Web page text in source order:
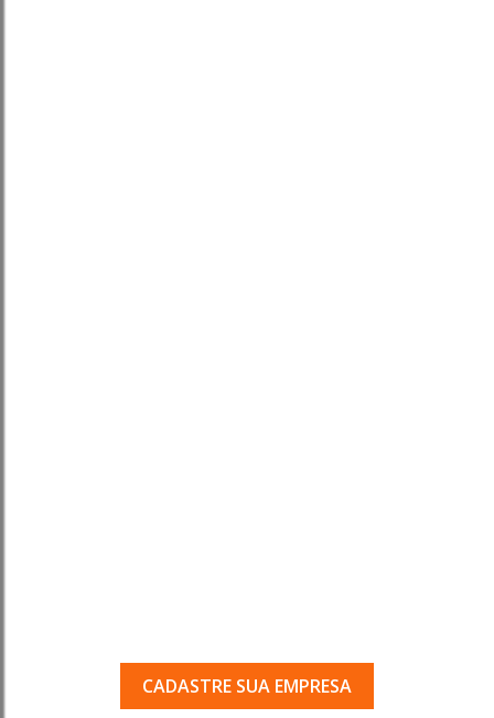
CADASTRE SUA EMPRESA